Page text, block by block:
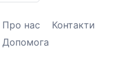
Про нас
Контакти
Допомога